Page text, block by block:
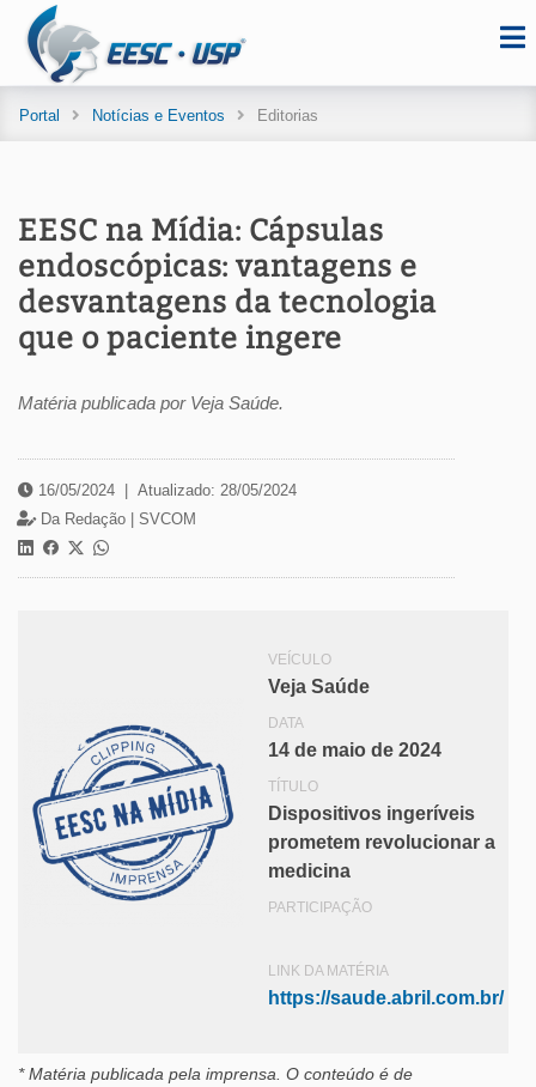
Portal Notícias e Eventos Editorias
EESC na Mídia: Cápsulas
endoscópicas: vantagens e
desvantagens da tecnologia
que o paciente ingere
Matéria publicada por Veja Saúde.
16/05/2024
Atualizado: 28/05/2024
Da Redação | SVCOM
VEÍCULO
Veja Saúde
DATA
14 de maio de 2024
TÍTULO
Dispositivos ingeríveis
prometem revolucionar a
medicina
PARTICIPAÇÃO
LINK DA MATÉRIA
https://saude.abril.com.br/
* Matéria publicada pela imprensa . O conteúdo é de